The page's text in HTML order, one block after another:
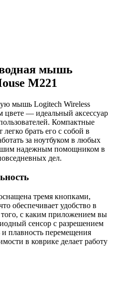
мышь
M221
мышь Logitech Wireless
цвете — идеальный аксессуар
Компактные
брать его с собой в
за ноутбуком в любых
надежным помощником в
дел.
тремя кнопками,
обеспечивает удобство в
с каким приложением вы
сенсор с разрешением
и плавность перемещения
в коврике делает работу